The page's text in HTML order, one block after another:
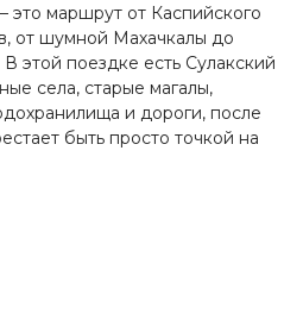
это маршрут от Каспийского
от шумной Махачкалы до
этой поездке есть Сулакский
села, старые магалы,
и дороги, после
быть просто точкой на